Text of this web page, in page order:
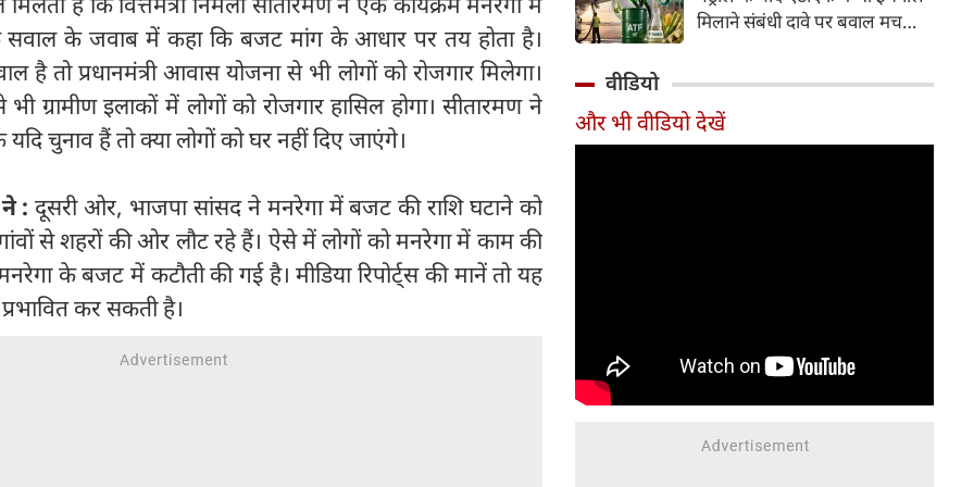
के जवाब में कहा कि बजट मांग के आधार पर तय होता है।
है तो प्रधानमंत्री आवास योजना से भी लोगों को रोजगार मिलेगा।
ग्रामीण इलाकों में लोगों को रोजगार हासिल होगा। सीतारमण ने
चुनाव हैं तो क्या लोगों को घर नहीं दिए जाएंगे।
ने :दूसरी ओर, भाजपा सांसद ने मनरेगा में बजट की राशि घटाने को
से शहरों की ओर लौट रहे हैं। ऐसे में लोगों को मनरेगा में काम की
के बजट में कटौती की गई है। मीडिया रिपोर्ट्‍स की मानें तो यह
कर सकती है।
इसके अलावा Redmi Note 17 में
Corning Gorilla Glass 7i
चेसिस जैसे फीचर्स मिलते हैं।
मिलाने संबंधी दावे पर बवाल मच
इथेनॉल मिलाने की कोई योजना नहीं
है।
वीडियो
और भी वीडियो देखें